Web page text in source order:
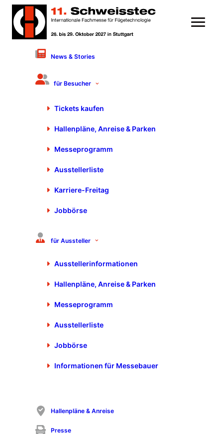
News & Stories
für Besucher
Tickets kaufen
Hallenpläne, Anreise & Parken
Messeprogramm
Ausstellerliste
Karriere-Freitag
Jobbörse
für Aussteller
Ausstellerinformationen
Hallenpläne, Anreise & Parken
Messeprogramm
Ausstellerliste
Jobbörse
Informationen für Messebauer
Hallenpläne & Anreise
Presse
Stickstoff selbst erzeugen mit
Sonnenstrom
23. Oktober 2025 von 9:40 bis 10:20 Uhr
Frau Helen Landhäußer, Mader GmbH & Co. KG,
thermisch / mechanisch
Mader GmbH & Co. KG
70771 Leinfelden-Echterdingen
https://www.mader.eu